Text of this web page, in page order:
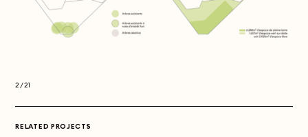
2/21
RELATED PROJECTS